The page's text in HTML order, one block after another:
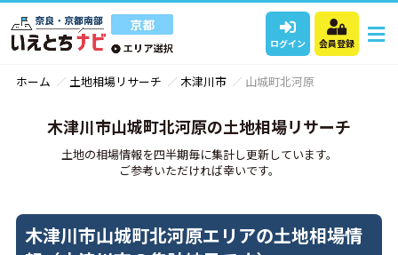
ログイン 会員登録
ホーム 土地相場リサーチ 木津川市 山城町北河原
木津川市山城町北河原の土地相場リサーチ
土地の相場情報を四半期毎に集計し更新しています。
ご参考いただければ幸いです。
木津川市山城町北河原エリアの土地相場情